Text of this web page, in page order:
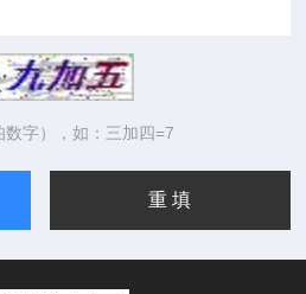
字），如：三加四=7